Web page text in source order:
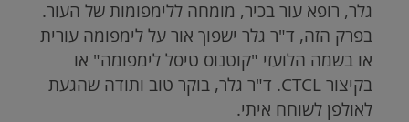
גלר, רופא עור בכיר, מומחה ללימפומות של העור.
בפרק הזה, ד"ר גלר ישפוך אור על לימפומה עורית
או בשמה הלועזי "קוטנוס טיסל לימפומה" או
בקיצורCTCL. ד"ר גלר, בוקר טוב ותודה שהגעת
לאולפן לשוחח איתי.